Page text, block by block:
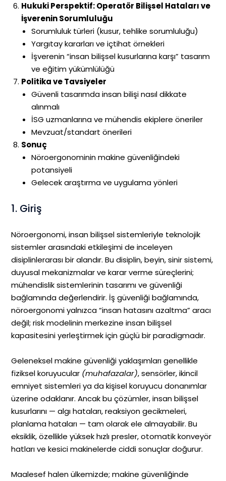
Hukuki Perspektif: Operatör Bilişsel Hataları ve
İşverenin Sorumluluğu
Sorumluluk türleri (kusur, tehlike sorumluluğu)
Yargıtay kararları ve içtihat örnekleri
İşverenin “insan bilişsel kusurlarına karşı” tasarım
ve eğitim yükümlülüğü
Politika ve Tavsiyeler
Güvenli tasarımda insan bilişi nasıl dikkate
alınmalı
İSG uzmanlarına ve mühendis ekiplere öneriler
Mevzuat/standart önerileri
Sonuç
Nöroergonominin makine güvenliğindeki
potansiyeli
Gelecek araştırma ve uygulama yönleri
1. Giriş
Nöroergonomi, insan bilişsel sistemleriyle teknolojik
sistemler arasındaki etkileşimi de inceleyen
disiplinlerarası bir alandır. Bu disiplin, beyin, sinir sistemi,
duyusal mekanizmalar ve karar verme süreçlerini;
mühendislik sistemlerinin tasarımı ve güvenliği
bağlamında değerlendirir. İş güvenliği bağlamında,
nöroergonomi yalnızca “insan hatasını azaltma” aracı
değil; risk modelinin merkezine insan bilişsel
kapasitesini yerleştirmek için güçlü bir paradigmadır.
Geleneksel makine güvenliği yaklaşımları genellikle
fiziksel koruyucular (muhafazalar), sensörler, ikincil
emniyet sistemleri ya da kişisel koruyucu donanımlar
üzerine odaklanır. Ancak bu çözümler, insan bilişsel
kusurlarını — algı hataları, reaksiyon gecikmeleri,
planlama hataları — tam olarak ele almayabilir. Bu
eksiklik, özellikle yüksek hızlı presler, otomatik konveyör
hatları ve kesici makinelerde ciddi sonuçlar doğurur.
Maalesef halen ülkemizde; makine güvenliğinde